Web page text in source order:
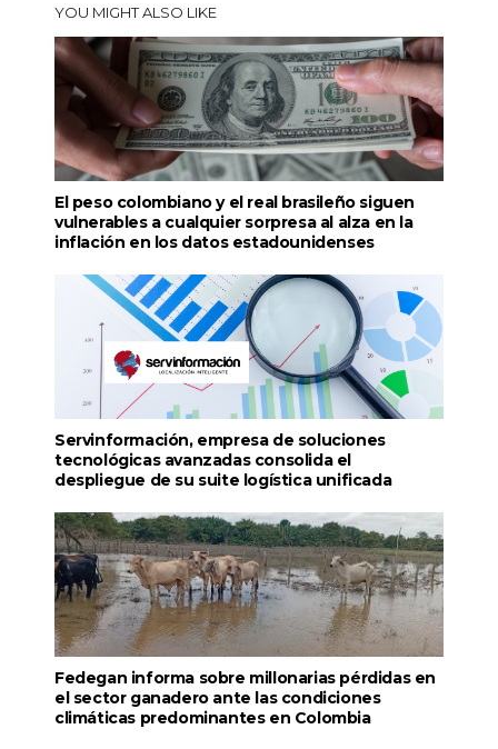
YOU MIGHT ALSO LIKE
El peso colombiano y el real brasileño siguen
vulnerables a cualquier sorpresa al alza en la
inflación en los datos estadounidenses
Servinformación, empresa de soluciones
tecnológicas avanzadas consolida el
despliegue de su suite logística unificada
Fedegan informa sobre millonarias pérdidas en
el sector ganadero ante las condiciones
climáticas predominantes en Colombia